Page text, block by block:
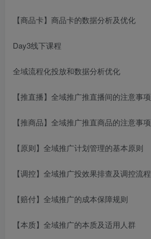
【商品卡】商品卡的数据分析及优化
Day3线下课程
全域流程化投放和数据分析优化
【推直播】全域推广推直播间的注意事项
【推商品】全域推广推直商品的注意事项
【原则】全域推广计划管理的基本原则
【调控】全域推广投效果排查及调控流程
【赔付】全域推广的成本保障规则
【本质】全域推广的本质及适用人群